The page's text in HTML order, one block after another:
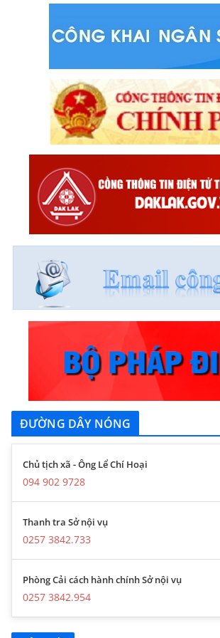
ĐƯỜNG DÂY NÓNG
Chủ tịch xã - Ông Lể Chí Hoại
094 902 9728
Thanh tra Sở nội vụ
0257 3842.733
Phòng Cải cách hành chính Sở nội vụ
0257 3842.954